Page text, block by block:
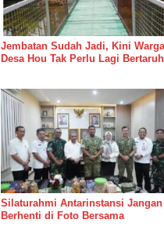
Jembatan Sudah Jadi, Kini Warga
Desa Hou Tak Perlu Lagi Bertaruh
Silaturahmi Antarinstansi Jangan
Berhenti di Foto Bersama